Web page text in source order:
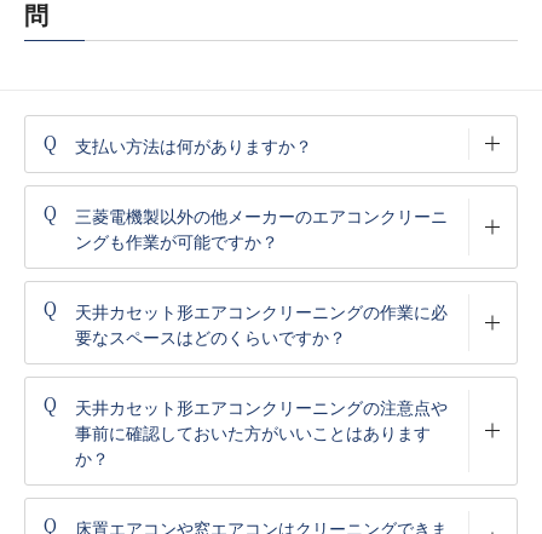
問
Q 支払い方法は何がありますか？
Q
三菱電機製以外の他メーカーのエアコンクリーニ
ングも作業が可能ですか？
Q
天井カセット形エアコンクリーニングの作業に必
要なスペースはどのくらいですか？
Q
天井カセット形エアコンクリーニングの注意点や
事前に確認しておいた方がいいことはあります
か？
Q 床置エアコンや窓エアコンはクリーニングできま